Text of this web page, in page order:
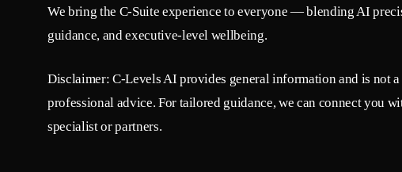
We bring the C-Suite experience to everyone — blending AI
guidance, and executive-level wellbeing.
Disclaimer: C-Levels AI provides general information and is not
professional advice. For tailored guidance, we can connect you
specialist or partners.